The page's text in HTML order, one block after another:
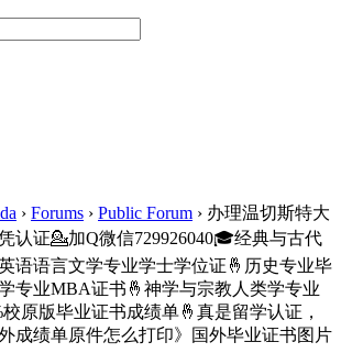
› Forums › Public Forum › 办理温切斯特大
认证💁加Q微信729926040🎓经典与古代
语语言文学专业学士学位证🤞历史专业毕
专业MBA证书🤞神学与宗教人类学专业
原版毕业证书成绩单🤞真是留学认证，
成绩单原件怎么打印》国外毕业证书图片